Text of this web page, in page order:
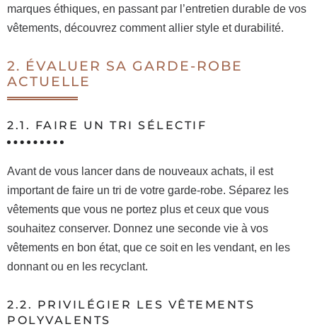
marques éthiques, en passant par l’entretien durable de vos
vêtements, découvrez comment allier style et durabilité.
2. ÉVALUER SA GARDE-ROBE
ACTUELLE
2.1. FAIRE UN TRI SÉLECTIF
Avant de vous lancer dans de nouveaux achats, il est
important de faire un tri de votre garde-robe. Séparez les
vêtements que vous ne portez plus et ceux que vous
souhaitez conserver. Donnez une seconde vie à vos
vêtements en bon état, que ce soit en les vendant, en les
donnant ou en les recyclant.
2.2. PRIVILÉGIER LES VÊTEMENTS
POLYVALENTS